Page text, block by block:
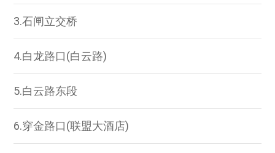
3.石闸立交桥
4.白龙路口(白云路)
5.白云路东段
6.穿金路口(联盟大酒店)